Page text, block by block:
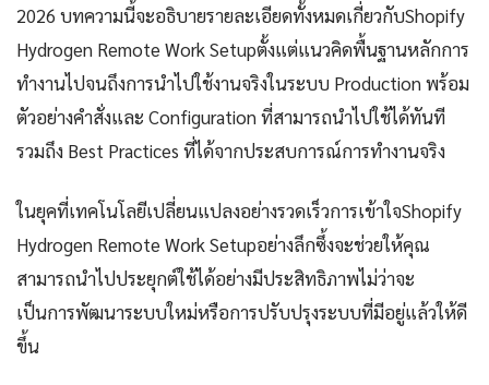
2026 บทความนี้จะอธิบายรายละเอียดทั้งหมดเกี่ยวกับShopify
Hydrogen Remote Work Setupตั้งแต่แนวคิดพื้นฐานหลักการ
ทำงานไปจนถึงการนำไปใช้งานจริงในระบบ Production พร้อม
ตัวอย่างคำสั่งและ Configuration ที่สามารถนำไปใช้ได้ทันที
รวมถึง Best Practices ที่ได้จากประสบการณ์การทำงานจริง
ในยุคที่เทคโนโลยีเปลี่ยนแปลงอย่างรวดเร็วการเข้าใจShopify
Hydrogen Remote Work Setupอย่างลึกซึ้งจะช่วยให้คุณ
สามารถนำไปประยุกต์ใช้ได้อย่างมีประสิทธิภาพไม่ว่าจะ
เป็นการพัฒนาระบบใหม่หรือการปรับปรุงระบบที่มีอยู่แล้วให้ดี
ขึ้น